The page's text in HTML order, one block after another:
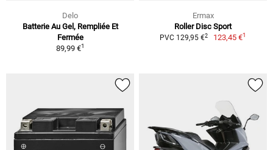
Delo
Batterie Au Gel, Rempliée Et
Fermée
89,99 €1
Ermax
Roller Disc Sport
PVC 129,95 €2 123,45 €1